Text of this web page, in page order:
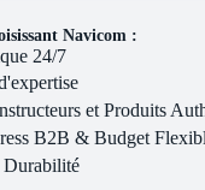
Navicom :
24/7
et Produits
B2B & Budget
Durabilité